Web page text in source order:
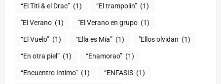
“El Titi & el Drac” (1) “El trampolín” (1)
"El Verano (1) "El Verano en grupo (1)
(1) “Ella es Mia” (1) "Ellos olvidan (1)
“En otra piel” (1) “Enamorao” (1)
“Encuentro Intimo” (1) “ENFASIS (1)